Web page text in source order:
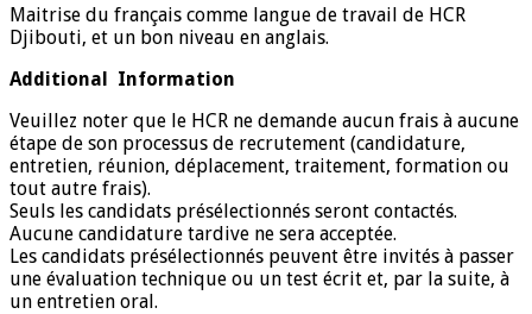
Maitrise du français comme langue de travail de HCR
Djibouti, et un bon niveau en anglais.
Additional Information
Veuillez noter que le HCR ne demande aucun frais à aucune
étape de son processus de recrutement (candidature,
entretien, réunion, déplacement, traitement, formation ou
tout autre frais).
Seuls les candidats présélectionnés seront contactés.
Aucune candidature tardive ne sera acceptée.
Les candidats présélectionnés peuvent être invités à passer
une évaluation technique ou un test écrit et, par la suite, à
un entretien oral.